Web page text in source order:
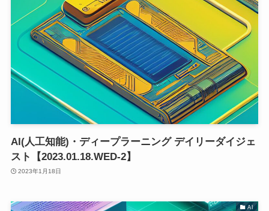
AI(人工知能)・ディープラーニング デイリーダイジェ
スト【2023.01.18.WED-2】
2023年1月18日
AI